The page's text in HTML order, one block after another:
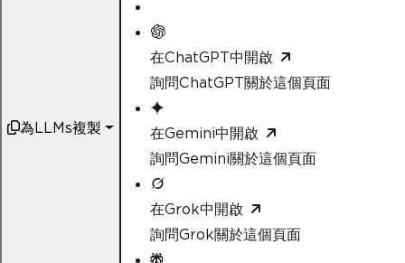
為LLMs複製
在ChatGPT中開啟
詢問ChatGPT關於這個頁面
在Gemini中開啟
詢問Gemini關於這個頁面
在Grok中開啟
詢問Grok關於這個頁面